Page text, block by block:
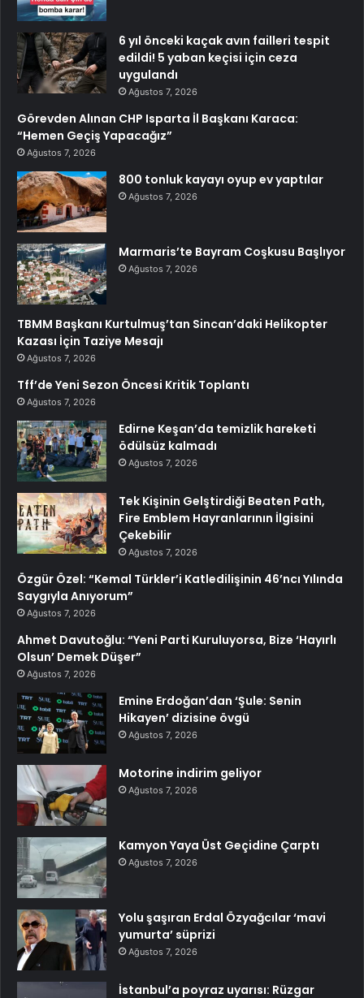
6 yıl önceki kaçak avın failleri tespit
edildi! 5 yaban keçisi için ceza
uygulandı
Ağustos 7, 2026
Görevden Alınan CHP Isparta İl Başkanı Karaca:
“Hemen Geçiş Yapacağız”
Ağustos 7, 2026
800 tonluk kayayı oyup ev yaptılar
Ağustos 7, 2026
Marmaris’te Bayram Coşkusu Başlıyor
Ağustos 7, 2026
TBMM Başkanı Kurtulmuş’tan Sincan’daki Helikopter
Kazası İçin Taziye Mesajı
Ağustos 7, 2026
Tff’de Yeni Sezon Öncesi Kritik Toplantı
Ağustos 7, 2026
Edirne Keşan’da temizlik hareketi
ödülsüz kalmadı
Ağustos 7, 2026
Tek Kişinin Gelştirdiği Beaten Path,
Fire Emblem Hayranlarının İlgisini
Çekebilir
Ağustos 7, 2026
Özgür Özel: “Kemal Türkler’i Katledilişinin 46’ncı Yılında
Saygıyla Anıyorum”
Ağustos 7, 2026
Ahmet Davutoğlu: “Yeni Parti Kuruluyorsa, Bize ‘Hayırlı
Olsun’ Demek Düşer”
Ağustos 7, 2026
Emine Erdoğan’dan ‘Şule: Senin
Hikayen’ dizisine övgü
Ağustos 7, 2026
Motorine indirim geliyor
Ağustos 7, 2026
Kamyon Yaya Üst Geçidine Çarptı
Ağustos 7, 2026
Yolu şaşıran Erdal Özyağcılar ‘mavi
yumurta’ süprizi
Ağustos 7, 2026
İstanbul’a poyraz uyarısı: Rüzgar